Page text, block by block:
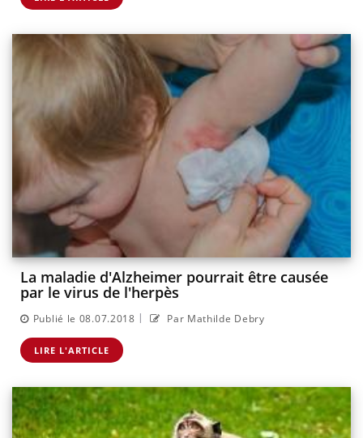
La maladie d'Alzheimer pourrait être causée
par le virus de l'herpès
Publié le 08.07.2018 | Par Mathilde Debry
LIRE L'ARTICLE